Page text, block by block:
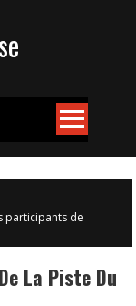
participants de
La Piste Du